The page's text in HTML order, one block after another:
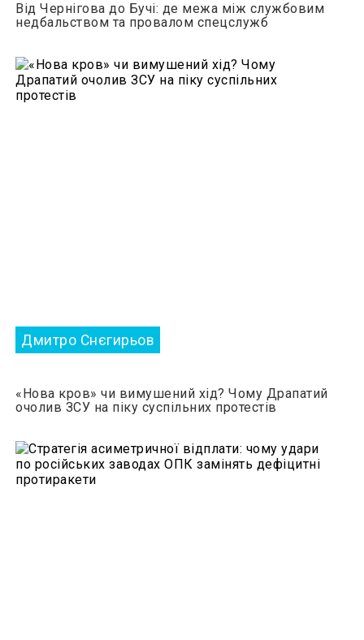
Від Чернігова до Бучі: де межа між службовим
недбальством та провалом спецслужб
Дмитро Снєгирьов
«Нова кров» чи вимушений хід? Чому Драпатий
очолив ЗСУ на піку суспільних протестів